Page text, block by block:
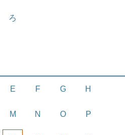
ろ
E F G H
M N O P